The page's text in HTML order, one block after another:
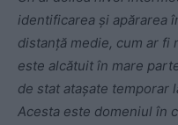
identificarea și apărarea
distanță medie, cum ar fi
este alcătuit în mare
de stat atașate temporar
Acesta este domeniul în